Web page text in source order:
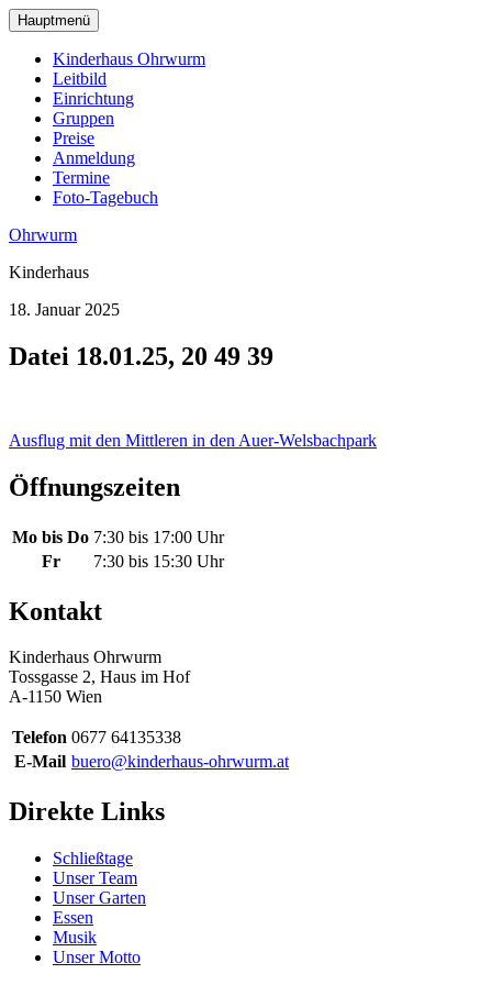
zum
Hauptinhalt
wechseln
Hauptmenü
Kinderhaus Ohrwurm
Leitbild
Einrichtung
Gruppen
Preise
Anmeldung
Termine
Foto-Tagebuch
Ohrwurm
Kinderhaus
18. Januar 2025
Datei 18.01.25, 20 49 39
Beitragsnavigation
Ausflug mit den Mittleren in den Auer-Welsbachpark
Öffnungszeiten
Mo bis Do 7:30 bis 17:00 Uhr
Fr
7:30 bis 15:30 Uhr
Kontakt
Kinderhaus Ohrwurm
Tossgasse 2, Haus im Hof
A-1150 Wien
Telefon 0677 64135338
E-Mail buero@kinderhaus-ohrwurm.at
Direkte Links
Schließtage
Unser Team
Unser Garten
Essen
Musik
Unser Motto